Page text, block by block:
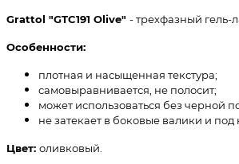
Grattol "GTC191 Olive" - трехфазный гель-
Особенности:
плотная и насыщенная текстура;
самовыравнивается, не полосит;
может использоваться без черной
не затекает в боковые валики и под
Цвет: оливковый.